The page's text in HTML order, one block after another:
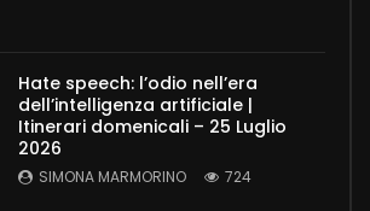
Hate speech: l’odio nell’era
dell’intelligenza artificiale |
Itinerari domenicali – 25 Luglio
2026
SIMONA MARMORINO 724